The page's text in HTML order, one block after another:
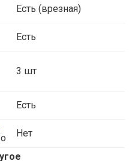
Есть (врезная)
Есть
3 шт
Есть
Нет